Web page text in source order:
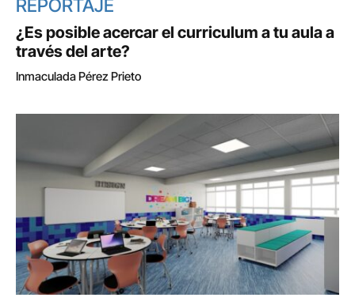
REPORTAJE
¿Es posible acercar el curriculum a tu aula a
través del arte?
Inmaculada Pérez Prieto